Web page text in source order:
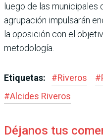
luego de las municipales
agrupación impulsarán
la oposición con el
metodología.
Etiquetas: #Riveros #
#Alcides Riveros
Déjanos tus